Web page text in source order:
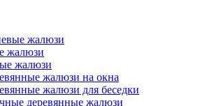
жалюзи
жалюзи
жалюзи
жалюзи на окна
жалюзи для беседки
деревянные жалюзи